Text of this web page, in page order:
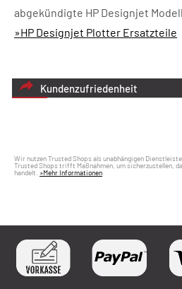
abgekündigte HP Designjet
»HP Designjet Plotter Ersatzteile
Kundenzufriedenheit
Wir nutzen Trusted Shops als unabhängigen
Trusted Shops trifft Maßnahmen, um sicherzustellen,
handelt. »Mehr Informationen